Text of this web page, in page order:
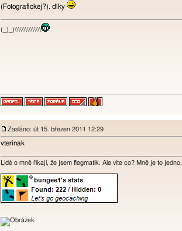
(Fotografickej?). díky
(_)_)\\\\\\\\\\\\\\\
Zasláno: út 15. březen 2011 12:29
vterinak
Lidé o mně říkají, že jsem flegmatik. Ale víte co? Mně je to jedno.